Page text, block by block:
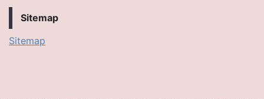
Sitemap
Sitemap